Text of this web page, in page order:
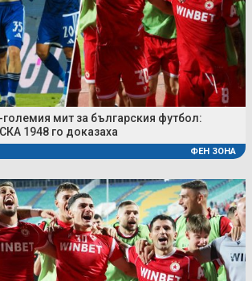
големия мит за българския футбол:
1948 го доказаха
ФЕН ЗОНА